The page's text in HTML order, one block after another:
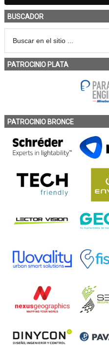
BUSCADOR
PATROCINIO PLATA
PATROCINIO BRONCE